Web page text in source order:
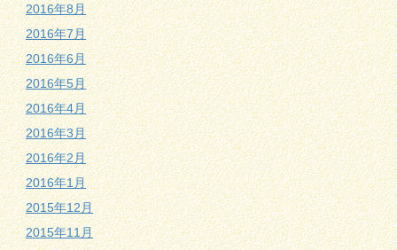
2016年8月
2016年7月
2016年6月
2016年5月
2016年4月
2016年3月
2016年2月
2016年1月
2015年12月
2015年11月